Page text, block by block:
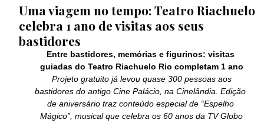
Uma viagem no tempo: Teatro Riachuelo
celebra 1 ano de visitas aos seus
bastidores
Entre bastidores, memórias e figurinos: visitas
guiadas do Teatro Riachuelo Rio completam 1 ano
Projeto gratuito já levou quase 300 pessoas aos
bastidores do antigo Cine Palácio, na Cinelândia. Edição
de aniversário traz conteúdo especial de “Espelho
Mágico”, musical que celebra os 60 anos da TV Globo